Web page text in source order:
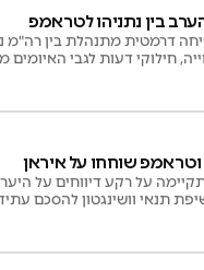
בין נתניהו לטראמפ
דרמטית מתנהלת בין
חילוקי דעות לגבי
שוחחו על איראן
על רקע דיווחים על
תנאי וושינגטון להסכם